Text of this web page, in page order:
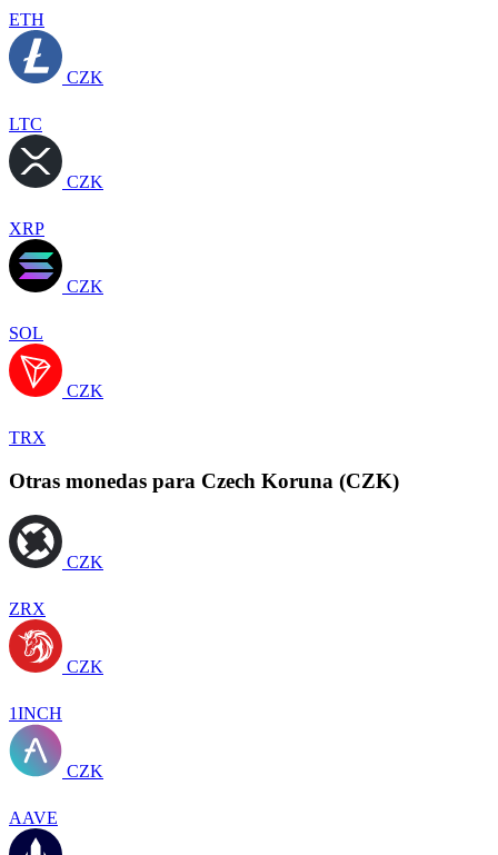
ETH
CZK
LTC
CZK
XRP
CZK
SOL
CZK
TRX
Otras monedas para Czech Koruna (CZK)
CZK
ZRX
CZK
1INCH
CZK
AAVE